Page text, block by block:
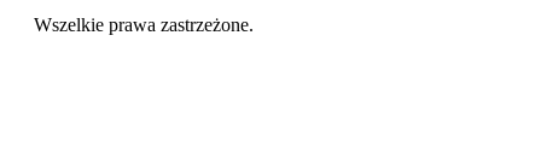
Wszelkie prawa zastrzeżone.